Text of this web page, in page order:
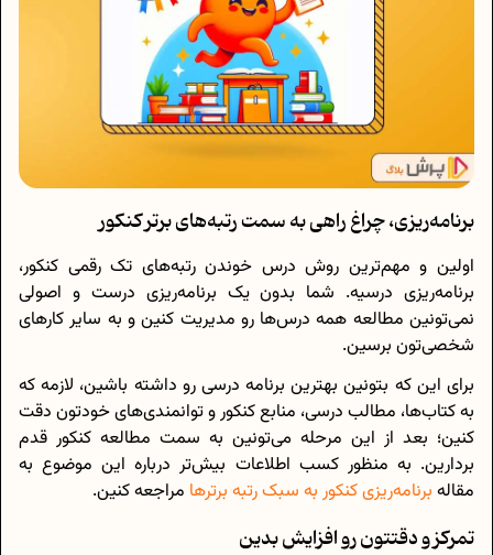
برنامه‌ریزی، چراغ راهی به سمت رتبه‌های برتر کنکور
اولین و مهم‌ترین روش درس خوندن رتبه‌های تک رقمی کنکور،
برنامه‌ریزی درسیه. شما بدون یک برنامه‌ریزی درست و اصولی
نمی‌تونین مطالعه همه درس‌ها رو مدیریت کنین و به سایر کارهای
شخصی‌تون برسین.
برای این که بتونین بهترین برنامه درسی رو داشته باشین، لازمه که
به کتاب‌ها، مطالب درسی، منابع کنکور و توانمندی‌های خودتون دقت
کنین؛ بعد از این مرحله می‌تونین به سمت مطالعه کنکور قدم
بردارین. به منظور کسب اطلاعات بیش‌تر درباره این موضوع به
مقاله برنامه‌ریزی کنکور به سبک رتبه برترها مراجعه کنین.
تمرکز و دقتتون رو افزایش بدین